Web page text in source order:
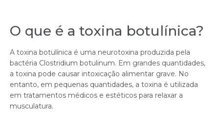
O que é a toxina botulínica?
A toxina botulínica é uma neurotoxina produzida pela
bactéria Clostridium botulinum. Em grandes quantidades,
a toxina pode causar intoxicação alimentar grave. No
entanto, em pequenas quantidades, a toxina é utilizada
em tratamentos médicos e estéticos para relaxar a
musculatura.